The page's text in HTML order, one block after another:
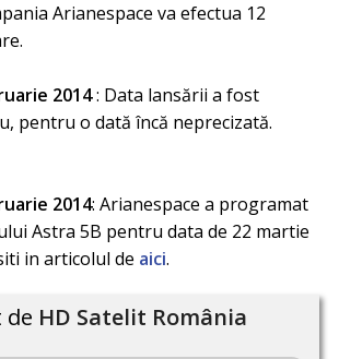
Arianespace va efectua 12
2014: Data lansării a fost
pentru o dată încă neprecizată.
2014: Arianespace a programat
Astra 5B pentru data de 22 martie
in articolul de aici.
de HD Satelit România